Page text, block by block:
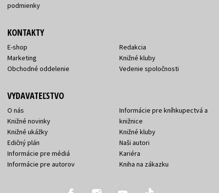
podmienky
KONTAKTY
E-shop
Marketing
Obchodné oddelenie
Redakcia
Knižné kluby
Vedenie spoločnosti
VYDAVATEĽSTVO
O nás
Knižné novinky
Knižné ukážky
Edičný plán
Informácie pre médiá
Informácie pre autorov
Informácie pre kníhkupectvá a
knižnice
Knižné kluby
Naši autori
Kariéra
Kniha na zákazku